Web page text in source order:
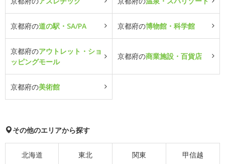
京都府の道の駅・SA/PA 京都府の博物館・科学館
京都府のアウトレット・ショ
ッピングモール
京都府の商業施設・百貨店
京都府の美術館
その他のエリアから探す
北海道 東北 関東 甲信越